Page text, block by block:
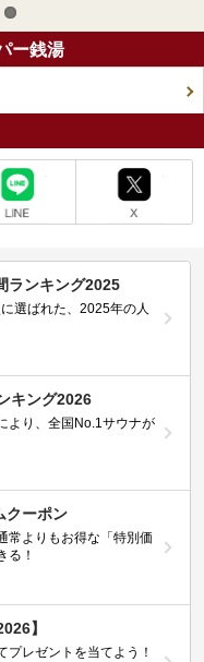
ー銭湯
ランキング2025
選ばれた、2025年の人
キング2026
より、全国No.1サウナが
クーポン
よりもお得な「特別価
る！
】
プレゼントを当てよう！